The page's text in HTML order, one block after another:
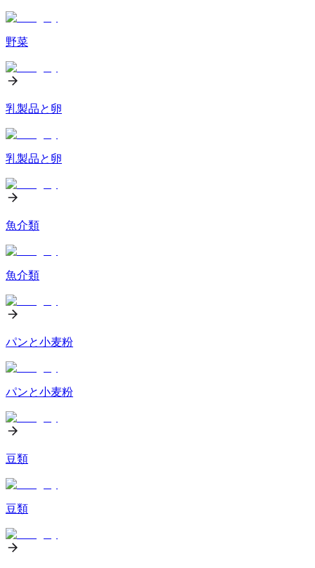
野菜
乳製品と卵
乳製品と卵
魚介類
魚介類
パンと小麦粉
パンと小麦粉
豆類
豆類